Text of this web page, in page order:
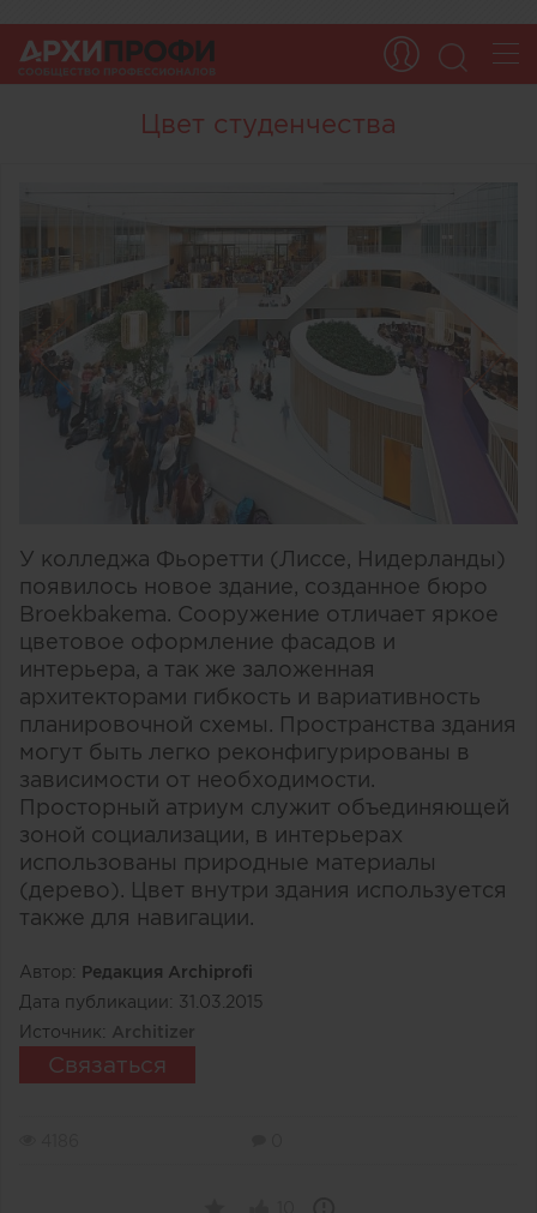
Цвет студенчества
У колледжа Фьоретти (Лиссе, Нидерланды)
появилось новое здание, созданное бюро
Broekbakema. Сооружение отличает яркое
цветовое оформление фасадов и
интерьера, а так же заложенная
архитекторами гибкость и вариативность
планировочной схемы. Пространства здания
могут быть легко реконфигурированы в
зависимости от необходимости.
Просторный атриум служит объединяющей
зоной социализации, в интерьерах
использованы природные материалы
(дерево). Цвет внутри здания используется
также для навигации.
Автор: Редакция Archiprofi
Дата публикации: 31.03.2015
Источник: Architizer
Связаться